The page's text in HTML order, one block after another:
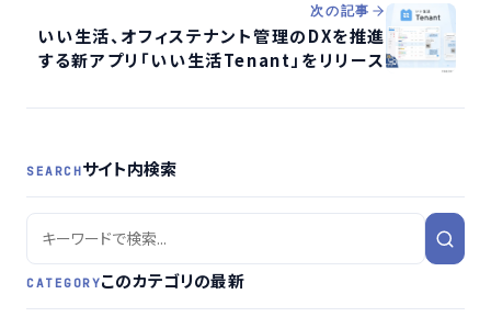
次の記事
いい生活、オフィステナント管理のDXを推進
する新アプリ「いい生活Tenant」をリリース
SEARCHサイト内検索
CATEGORYこのカテゴリの最新